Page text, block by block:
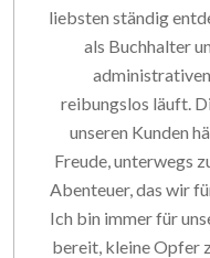
liebsten ständig
als Buchhalter
reibungslos läuft.
unseren Kunden
Freude, unterwegs
Abenteuer, das wir
Ich bin immer für
bereit, kleine Opfer